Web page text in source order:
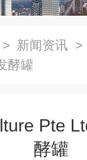
> 新闻资讯 >
酵罐
Pte
酵罐